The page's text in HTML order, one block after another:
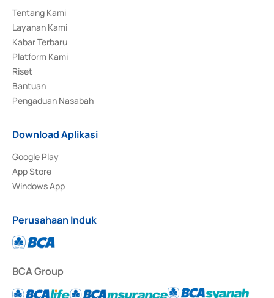
Tentang Kami
Layanan Kami
Kabar Terbaru
Platform Kami
Riset
Bantuan
Pengaduan Nasabah
Download Aplikasi
Google Play
App Store
Windows App
Perusahaan Induk
BCA Group